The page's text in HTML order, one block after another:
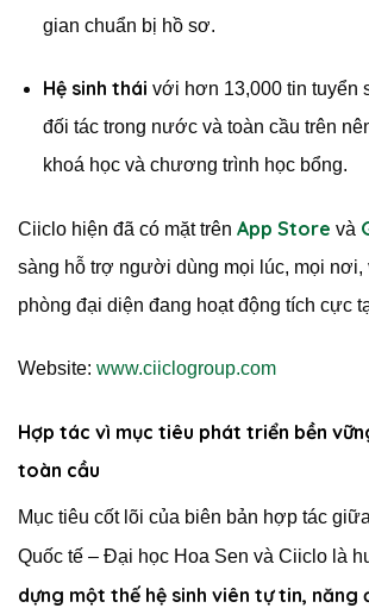
gian chuẩn bị hồ sơ.
Hệ sinh thái với hơn 13,000 tin tuyển
đối tác trong nước và toàn cầu trên
khoá học và chương trình học bổng.
Ciiclo hiện đã có mặt trên App Store và
sàng hỗ trợ người dùng mọi lúc, mọi nơi,
phòng đại diện đang hoạt động tích cực
Website: www.ciiclogroup.com
Hợp tác vì mục tiêu phát triển bền
toàn cầu
Mục tiêu cốt lõi của biên bản hợp tác
Quốc tế – Đại học Hoa Sen và Ciiclo là
dựng một thế hệ sinh viên tự tin, năng